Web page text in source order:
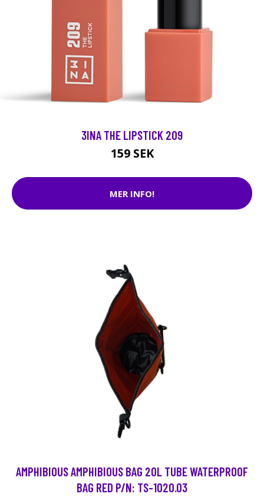
3INA THE LIPSTICK 209
159 SEK
MER INFO!
AMPHIBIOUS AMPHIBIOUS BAG 20L TUBE WATERPROOF
BAG RED P/N: TS-1020.03